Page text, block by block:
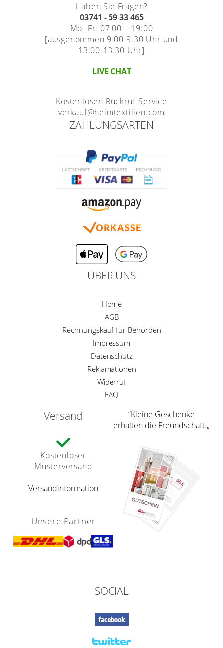
Haben Sie Fragen?
03741 - 59 33 465
Mo- Fr: 07:00 – 19:00
[ausgenommen 9:00-9.30 Uhr und
13:00-13:30 Uhr]
LIVE CHAT
Kostenlosen Rückruf-Service
verkauf@heimtextilien.com
ZAHLUNGSARTEN
ÜBER UNS
Home
AGB
Rechnungskauf für Behörden
Impressum
Datenschutz
Reklamationen
Widerruf
FAQ
Versand
Kostenloser
Musterversand
Versandinformation
Unsere Partner
”Kleine Geschenke
erhalten die Freundschaft.„
SOCIAL